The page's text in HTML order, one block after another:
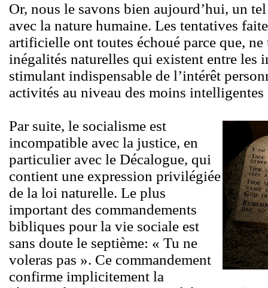
Or, nous le savons bien aujourd’hui, un
avec la nature humaine. Les tentatives
artificielle ont toutes échoué parce que, ne
inégalités naturelles qui existent entre les
stimulant indispensable de l’intérêt
activités au niveau des moins
Par suite, le socialisme est
incompatible avec la justice, en
particulier avec le Décalogue, qui
contient une expression privilégiée
de la loi naturelle. Le plus
important des commandements
bibliques pour la vie sociale est
sans doute le septième: « Tu ne
voleras pas ». Ce commandement
confirme implicitement la